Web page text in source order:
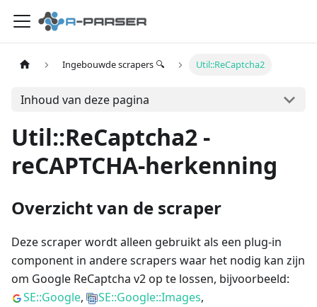
Ingebouwde scrapers 🔍 Util::ReCaptcha2
Inhoud van deze pagina
Util::ReCaptcha2 -
reCAPTCHA-herkenning
Overzicht van de scraper
Deze scraper wordt alleen gebruikt als een plug-in
component in andere scrapers waar het nodig kan zijn
om Google ReCaptcha v2 op te lossen, bijvoorbeeld:
SE::Google, SE::Google::Images,